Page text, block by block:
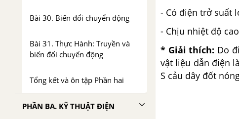
Bài 30. Biến đổi chuyển động
Bài 31. Thực Hành: Truyền và
biến đổi chuyển động
Tổng kết và ôn tập Phần hai
PHẦN BA. KỸ THUẬT ĐIỆN
- Có điện trở suất
- Chịu nhiệt độ
* Giải thích: Do
vật liệu dẫn điện
S cảu dây đốt